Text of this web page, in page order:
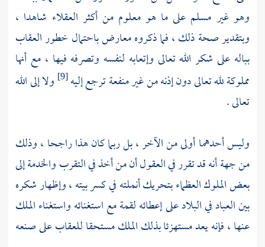
وهو غير مسلم على ما هو معلوم من أكثر العقلاء شاهدا ،
وبتقدير صحة ذلك ، فما ذكروه معارض باحتمال خطور العقاب
بباله على شكر الله تعالى وإتعابه لنفسه وتصرفه فيها ، مع أنها
مملوكة لله تعالى دون إذنه من غير منفعة ترجع إليه[9]
ولا إلى الله
تعالى .
وليس أحدهما أولى من الآخر ، بل ربما كان هذا راجحا ، وذلك
من جهة أنه قد تقرر في العقول أن من أخذ في التقرب والخدمة إلى
بعض الملوك العظماء بتحريك أنملته في كسر بيته ، وإظهار شكره
بين العباد في البلاد على إعطائه لقمة مع استغنائه واستغناء الملك
عنها ، فإنه يعد مستهزئا بذلك الملك مستحقا للعقاب على صنعه